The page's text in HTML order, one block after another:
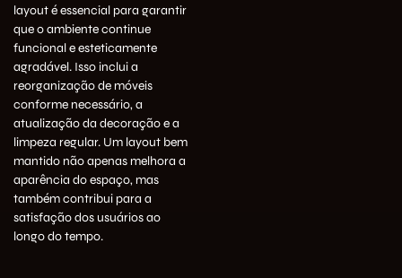
layout é essencial para garantir
que o ambiente continue
funcional e esteticamente
agradável. Isso inclui a
reorganização de móveis
conforme necessário, a
atualização da decoração e a
limpeza regular. Um layout bem
mantido não apenas melhora a
aparência do espaço, mas
também contribui para a
satisfação dos usuários ao
longo do tempo.